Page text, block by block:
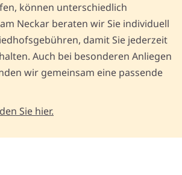
können unterschiedlich
Neckar beraten wir Sie individuell
damit Sie jederzeit
Auch bei besonderen Anliegen
wir gemeinsam eine passende
Sie hier.